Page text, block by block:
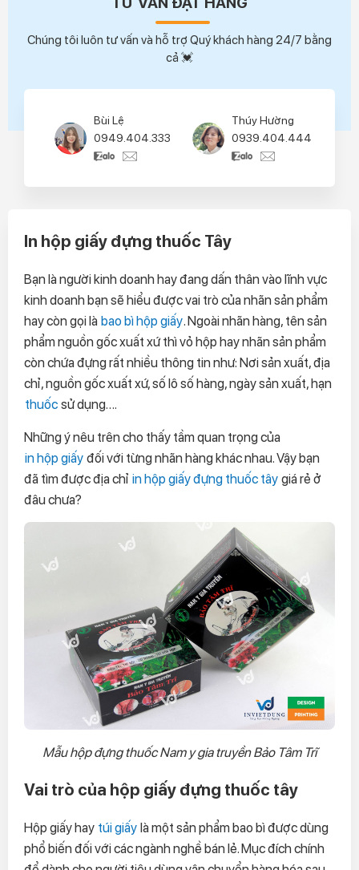
Chúng tôi luôn tư vấn và hỗ trợ Quý khách hàng 24/7 bằng
cả 💓
Bùi Lệ
0949.404.333
Thúy Hường
0939.404.444
In hộp giấy đựng thuốc Tây
Bạn là người kinh doanh hay đang dấn thân vào lĩnh vực
kinh doanh bạn sẽ hiểu được vai trò của nhãn sản phẩm
hay còn gọi là bao bì hộp giấy. Ngoài nhãn hàng, tên sản
phẩm nguồn gốc xuất xứ thì vỏ hộp hay nhãn sản phẩm
còn chứa đựng rất nhiều thông tin như: Nơi sản xuất, địa
chỉ, nguồn gốc xuất xứ, số lô số hàng, ngày sản xuất, hạn
thuốc sử dụng….
Những ý nêu trên cho thấy tầm quan trọng của
in hộp giấy đối với từng nhãn hàng khác nhau. Vậy bạn
đã tìm được địa chỉ in hộp giấy đựng thuốc tây giá rẻ ở
đâu chưa?
Mẫu hộp đựng thuốc Nam y gia truyền Bảo Tâm Trĩ
Vai trò của hộp giấy đựng thuốc tây
Hộp giấy hay túi giấy là một sản phẩm bao bì được dùng
phổ biến đối với các ngành nghề bán lẻ. Mục đích chính